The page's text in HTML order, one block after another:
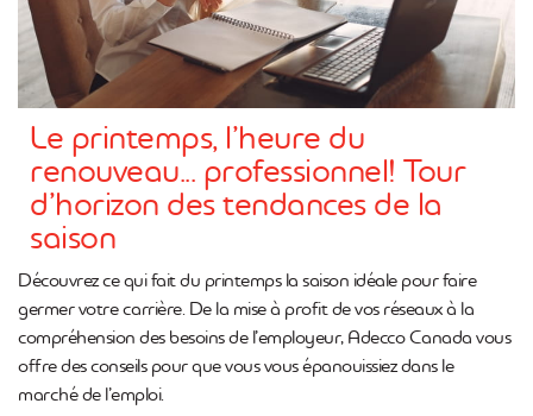
Le printemps, l’heure du
renouveau... professionnel! Tour
d’horizon des tendances de la
saison
Découvrez ce qui fait du printemps la saison idéale pour faire
germer votre carrière. De la mise à profit de vos réseaux à la
compréhension des besoins de l’employeur, Adecco Canada vous
offre des conseils pour que vous vous épanouissiez dans le
marché de l’emploi.